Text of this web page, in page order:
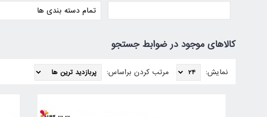
کالاهای موجود در ضوابط جستجو
نمایش: مرتب کردن براساس: